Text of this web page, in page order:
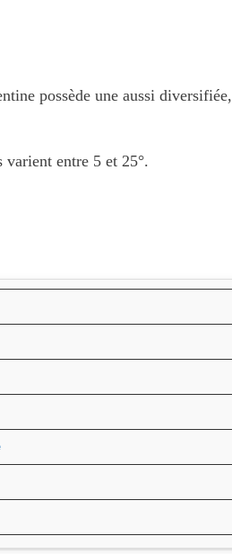
possède une aussi diversifiée,
varient entre 5 et 25°.